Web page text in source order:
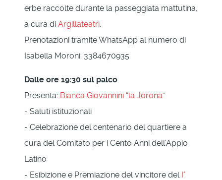
erbe raccolte durante la passeggiata mattutina,
a cura di Argillateatri.
Prenotazioni tramite WhatsApp al numero di
Isabella Moroni: 3384670935
Dalle ore 19:30 sul palco
Presenta: Bianca Giovannini “la Jorona”
- Saluti istituzionali
- Celebrazione del centenario del quartiere a
cura del Comitato per i Cento Anni dell’Appio
Latino
- Esibizione e Premiazione del vincitore del I°